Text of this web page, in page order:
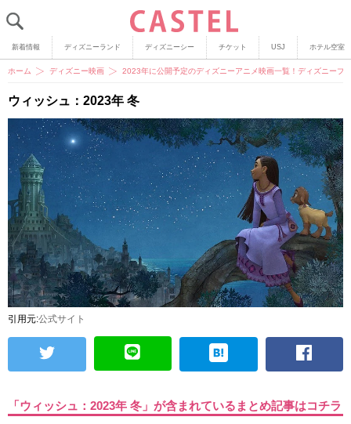
新着情報 ディズニーランド ディズニーシー チケット USJ ホテル空室
ホーム ディズニー映画 2023年に公開予定のディズニーアニメ映画一覧！ディズニープ
ウィッシュ：2023年 冬
引用元:公式サイト
「ウィッシュ：2023年 冬」が含まれているまとめ記事はコチラ